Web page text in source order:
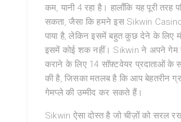
कम, यानी 4 रहा है। हालाँकि यह पूरी तरह
सकता, जैसा कि हमने इस Sikwin Casino
पाया है, लेकिन इसमें बहुत कुछ देने के लिए
इसमें कोई शक नहीं। Sikwin ने अपने गेम
कराने के लिए 14 सॉफ़्टवेयर प्रदाताओं के
की है, जिसका मतलब है कि आप बेहतरीन
गेमप्ले की उम्मीद कर सकते हैं।
Sikwin ऐसा दोस्त है जो चीज़ों को सरल